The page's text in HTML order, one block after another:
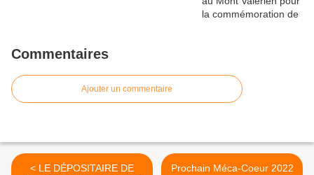
Commentaires
Ajouter un commentaire
< LE DÉPOSITAIRE DE
Prochain Méca-Coeur 2022